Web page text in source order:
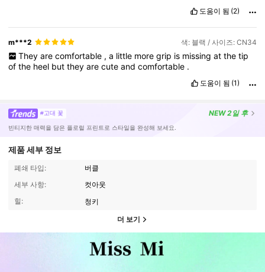
도움이 됨 (2)
m***2 색: 블랙 / 사이즈: CN34
They are comfortable , a little more grip is missing at the tip
ofthe heel buttheyarecuteandcomfortable .
도움이 됨 (1)
#고대 꽃 NEW2일 후
빈티지한 매력을 담은 플로럴 프린트로 스타일을 완성해 보세요.
제품 세부 정보
폐쇄 타입:
버클
세부 사항:
컷아웃
힐:
청키
더 보기